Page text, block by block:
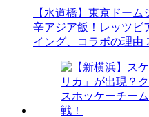
【水道橋】東京ドー
辛アジア飯！レッツビ
イング、コラボの理由